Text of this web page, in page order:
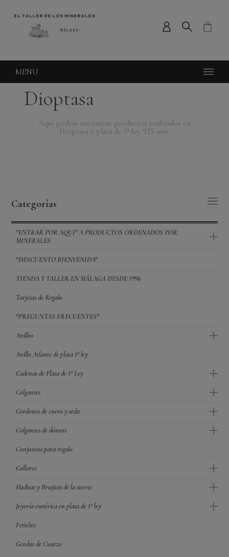
MENU
Categorías
"ENTRAR POR AQUI" A PRODUCTOS ORDENADOS POR
MINERALES
"DESCUENTO BIENVENIDA"
TIENDA Y TALLER EN MÁLAGA DESDE 1996
Tarjetas de Regalo
"PREGUNTAS FRECUENTES"
Anillos
Anillo Atlante de plata 1ª ley
Cadenas de Plata de 1ª Ley
Colgantes
Cordones de cuero y seda
Colgantes de dónuts
Conjuntos para regalo
Collares
Haditas y Brujitas de la suerte
Joyería esotérica en plata de 1ª ley
Fetiches
Geodas de Cuarzo
Dioptasa
Aquí podrás encontrar productos realizados en
Dioptasa y plata de 1ª ley 925 mm.